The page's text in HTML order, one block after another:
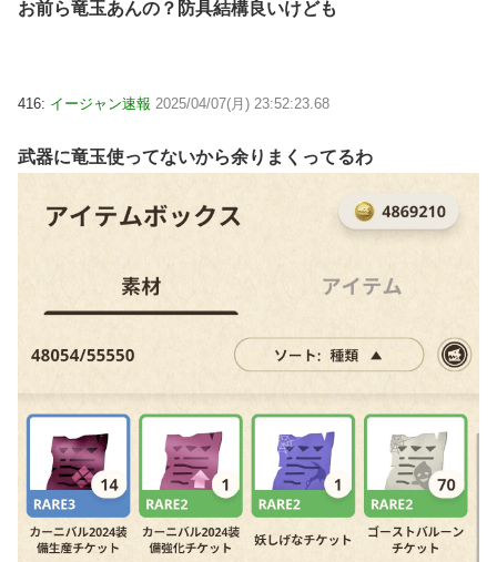
お前ら竜玉あんの？防具結構良いけども
416: イージャン速報 2025/04/07(月) 23:52:23.68
武器に竜玉使ってないから余りまくってるわ